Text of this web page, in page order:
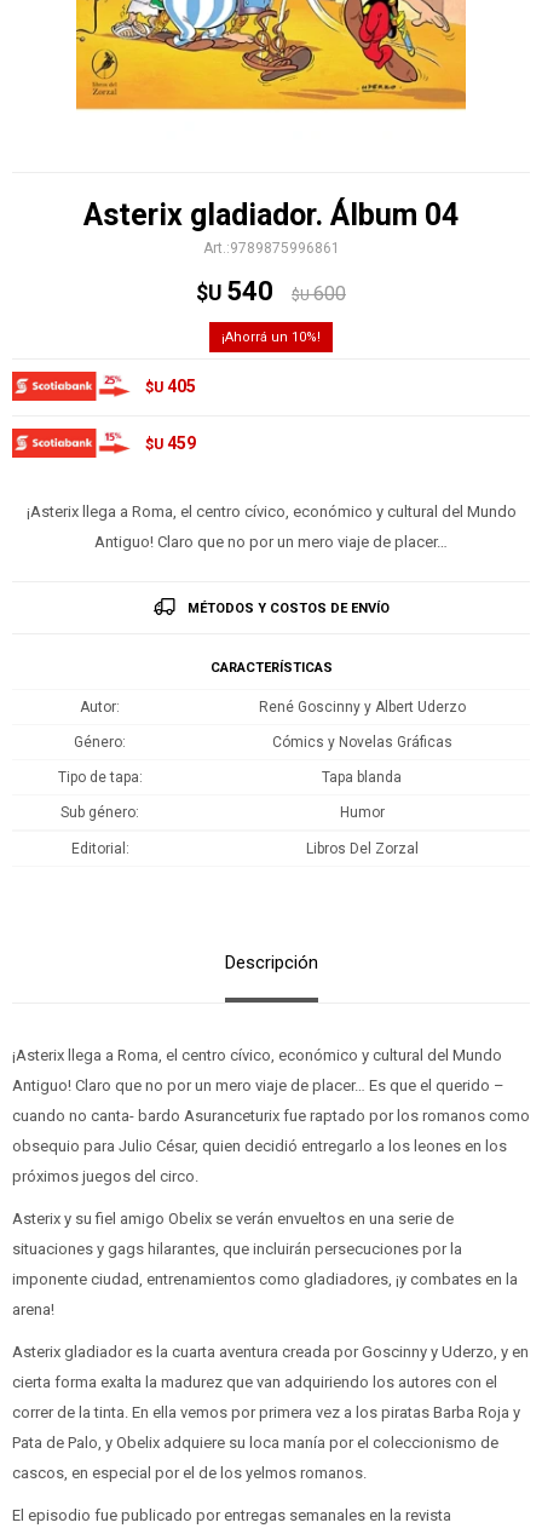
Asterix gladiador. Álbum 04
9789875996861
$U 540 $U 600
10
$U 405
$U 459
¡Asterix llega a Roma, el centro cívico, económico y cultural del Mundo
Antiguo! Claro que no por un mero viaje de placer…
MÉTODOS Y COSTOS DE ENVÍO
CARACTERÍSTICAS
Autor René Goscinny y Albert Uderzo
Género Cómics y Novelas Gráficas
Tipo de tapa Tapa blanda
Sub género Humor
Editorial Libros Del Zorzal
Descripción
¡Asterix llega a Roma, el centro cívico, económico y cultural del Mundo
Antiguo! Claro que no por un mero viaje de placer… Es que el querido –
cuando no canta- bardo Asuranceturix fue raptado por los romanos como
obsequio para Julio César, quien decidió entregarlo a los leones en los
próximos juegos del circo.
Asterix y su fiel amigo Obelix se verán envueltos en una serie de
situaciones y gags hilarantes, que incluirán persecuciones por la
imponente ciudad, entrenamientos como gladiadores, ¡y combates en la
arena!
Asterix gladiador es la cuarta aventura creada por Goscinny y Uderzo, y en
cierta forma exalta la madurez que van adquiriendo los autores con el
correr de la tinta. En ella vemos por primera vez a los piratas Barba Roja y
Pata de Palo, y Obelix adquiere su loca manía por el coleccionismo de
cascos, en especial por el de los yelmos romanos.
El episodio fue publicado por entregas semanales en la revista